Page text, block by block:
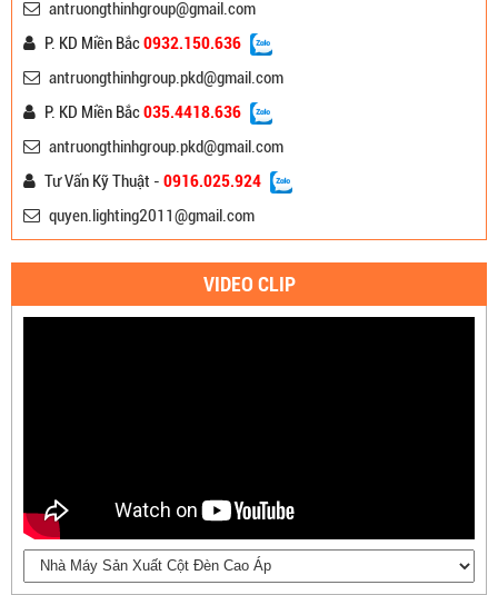
antruongthinhgroup@gmail.com
P. KD Miền Bắc0932.150.636
antruongthinhgroup.pkd@gmail.com
P. KD Miền Bắc035.4418.636
antruongthinhgroup.pkd@gmail.com
Tư Vấn Kỹ Thuật - 0916.025.924
quyen.lighting2011@gmail.com
VIDEO CLIP